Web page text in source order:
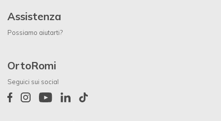
Assistenza
Possiamo aiutarti?
OrtoRomi
Seguici sui social